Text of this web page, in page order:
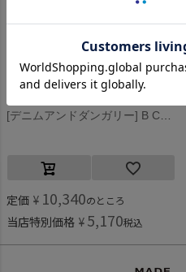
定価 ¥ 10,340のところ
当店特別価格 ¥ 5,170税込